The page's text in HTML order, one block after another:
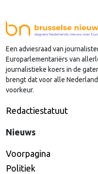
ineenslaan. "Er zullen
hun schaduw heen
Een adviesraad van
Europarlementariërs van
journalistieke koers in de
brengt dat voor alle
voorkeur.
Redactiestatuut
Nieuws
Voorpagina
Politiek